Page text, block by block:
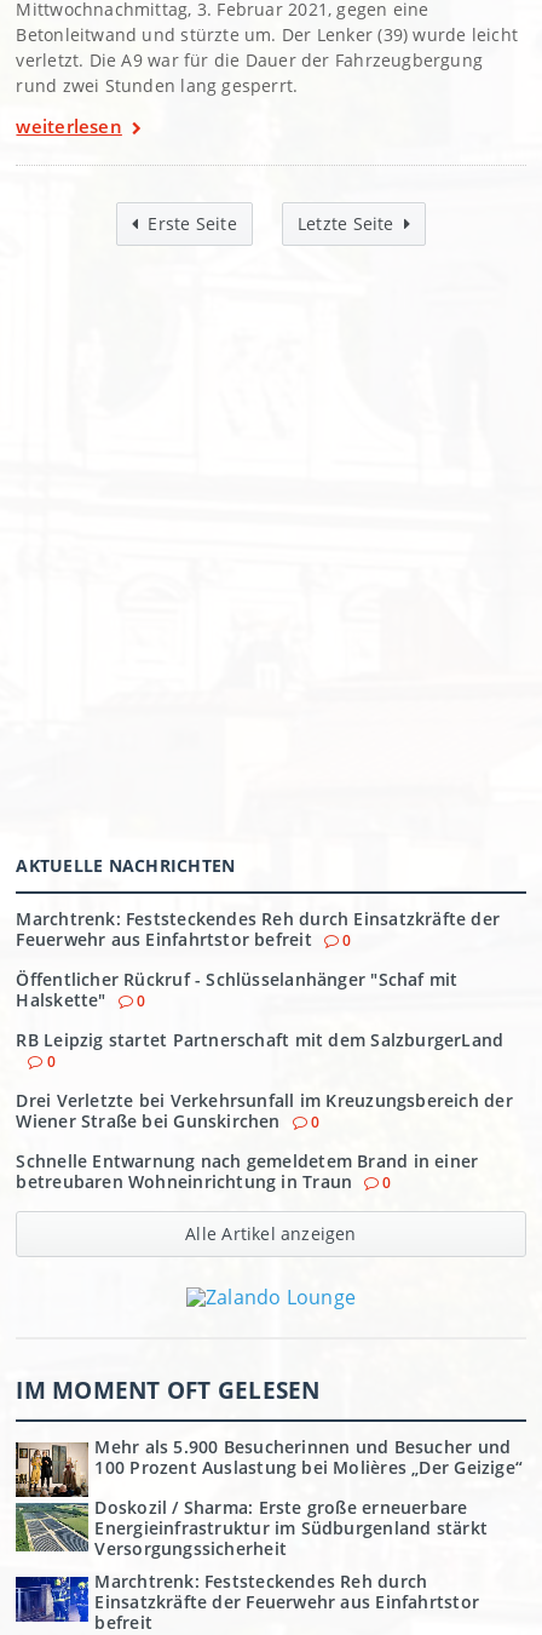
Mittwochnachmittag, 3. Februar 2021, gegen eine
Betonleitwand und stürzte um. Der Lenker (39) wurde leicht
verletzt. Die A9 war für die Dauer der Fahrzeugbergung
rund zwei Stunden lang gesperrt.
weiterlesen
Erste Seite Letzte Seite
AKTUELLE NACHRICHTEN
Marchtrenk: Feststeckendes Reh durch Einsatzkräfte der
Feuerwehr aus Einfahrtstor befreit
0
Öffentlicher Rückruf - Schlüsselanhänger "Schaf mit
Halskette"
0
RB Leipzig startet Partnerschaft mit dem SalzburgerLand
0
Drei Verletzte bei Verkehrsunfall im Kreuzungsbereich der
Wiener Straße bei Gunskirchen
0
Schnelle Entwarnung nach gemeldetem Brand in einer
betreubaren Wohneinrichtung in Traun
0
Alle Artikel anzeigen
IM MOMENT OFT GELESEN
Mehr als 5.900 Besucherinnen und Besucher und
100 Prozent Auslastung bei Molières „Der Geizige“
Doskozil / Sharma: Erste große erneuerbare
Energieinfrastruktur im Südburgenland stärkt
Versorgungssicherheit
Marchtrenk: Feststeckendes Reh durch
Einsatzkräfte der Feuerwehr aus Einfahrtstor
befreit